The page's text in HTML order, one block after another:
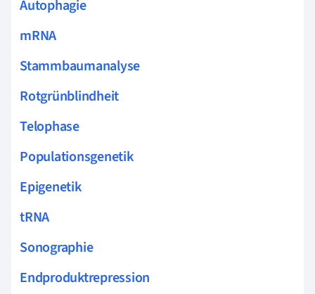
Autophagie
mRNA
Stammbaumanalyse
Rotgrünblindheit
Telophase
Populationsgenetik
Epigenetik
tRNA
Sonographie
Endproduktrepression